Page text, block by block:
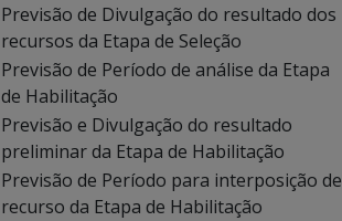
Previsão de Divulgação do resultado dos
recursos da Etapa de Seleção
Previsão de Período de análise da Etapa
de Habilitação
Previsão e Divulgação do resultado
preliminar da Etapa de Habilitação
Previsão de Período para interposição de
recurso da Etapa de Habilitação